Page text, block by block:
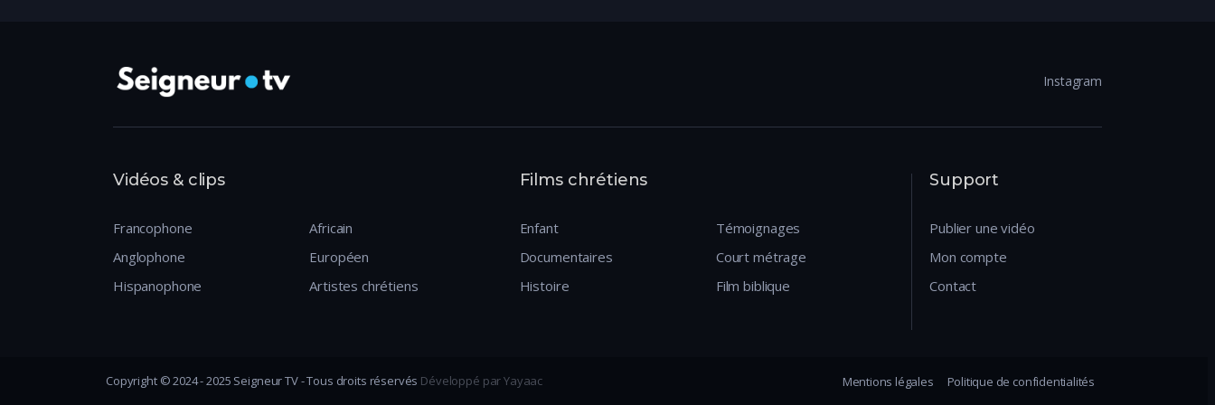
Instagram
Vidéos & clips
Francophone
Anglophone
Hispanophone
Africain
Européen
Artistes chrétiens
Films chrétiens
Enfant
Documentaires
Histoire
Témoignages
Court métrage
Film biblique
Support
Publier une vidéo
Mon compte
Contact
Copyright © 2024 - 2025 Seigneur TV - Tous droits réservés Développé par Yayaac Mentions légales Politique de confidentialités